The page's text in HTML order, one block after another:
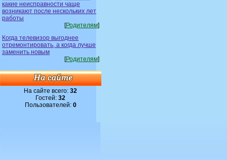
какие неисправности чаще
возникают после нескольких лет
работы
[Родителям]
Когда телевизор выгоднее
отремонтировать, а когда лучше
заменить новым
[Родителям]
На сайте всего:32
Гостей:32
Пользователей: 0